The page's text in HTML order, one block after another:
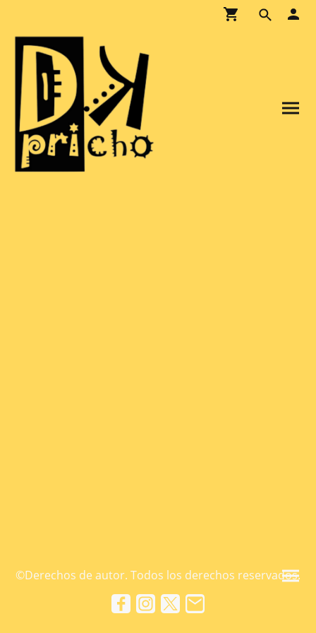
©Derechos de autor. Todos los derechos reservados.